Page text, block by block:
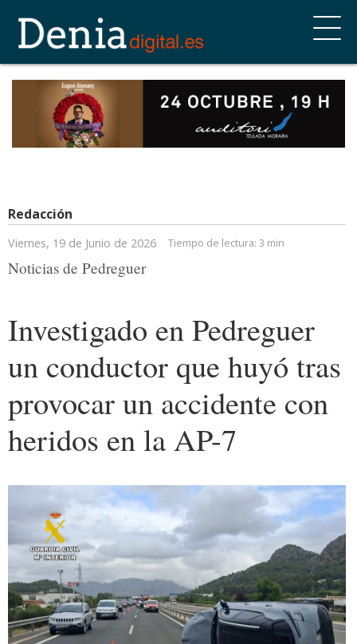
Redacción
Viernes, 19 de Junio de 2026 Tiempo de lectura: 3 min
Noticias de Pedreguer
Investigado en Pedreguer
un conductor que huyó tras
provocar un accidente con
heridos en la AP-7